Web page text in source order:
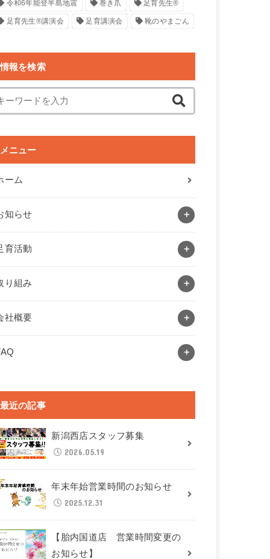
令和6年能登半島地震 巻き爪 足育先生®
足育先生®講演会 足育講演会 靴のやまごん
情報を検索
メニュー
ーム
知らせ
育活動
り組み
社概要
最近の記事
新潟西店スタッフ募集
2026.05.19
年末年始営業時間のお知らせ
2025.12.31
【胎内国道店 営業時間変更の
お知らせ】